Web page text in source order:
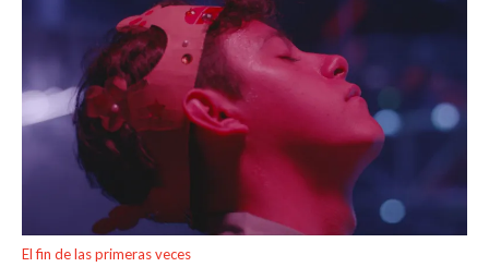
El fin de las primeras veces